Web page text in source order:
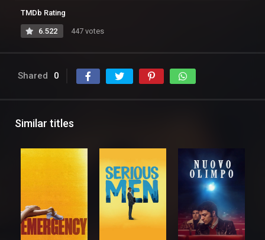
TMDb Rating
6.522 447 votes
Shared 0
Similar titles